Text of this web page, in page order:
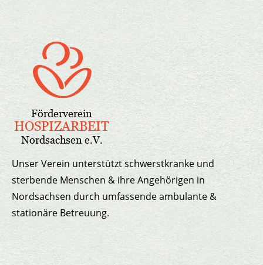
Förderverein
HOSPIZARBEIT
Nordsachsen e.V.
Unser Verein unterstützt schwerstkranke und
sterbende Menschen & ihre Angehörigen in
Nordsachsen durch umfassende ambulante &
stationäre Betreuung.